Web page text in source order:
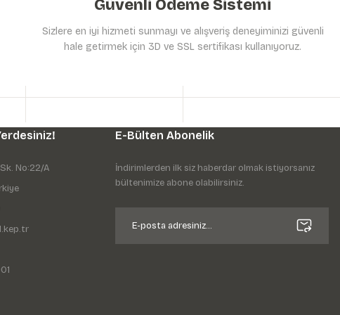
Güvenli Ödeme Sistemi
Sizlere en iyi hizmeti sunmayı ve alışveriş deneyiminizi güvenli
hale getirmek için 3D ve SSL sertifikası kullanıyoruz.
No:22/A
E-Bülten Abonelik
İndirimlerden ilk siz haberdar olmak istiyorsanız
bültenimize abone olabilirsiniz.